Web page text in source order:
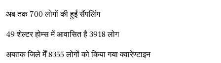
अब तक 700 लोगों की हुईं सैंपलिंग
49 शेल्टर होम्स में आवासित है 3918 लोग
अबतक जिले मेँ 8355 लोगों को किया गया क्वारेण्टाइन